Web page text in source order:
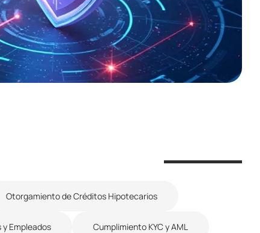
Otorgamiento de Créditos Hipotecarios
Empleados Cumplimiento KYC y AML